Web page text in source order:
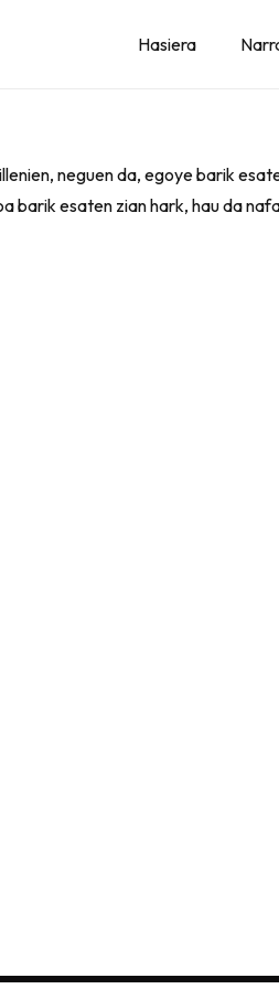
Hasiera
neguen da, egoye barik
barik esaten zian hark, hau da